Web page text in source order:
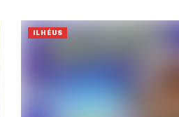
ILHÉUS